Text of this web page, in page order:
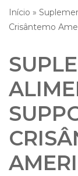
Início »
Crisântemo